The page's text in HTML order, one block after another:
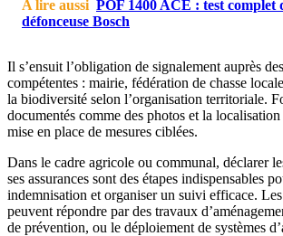
A lire aussi POF 1400 ACE : test complet
défonceuse Bosch
Il s’ensuit l’obligation de signalement auprès
compétentes : mairie, fédération de chasse
la biodiversité selon l’organisation territoriale.
documentés comme des photos et la
mise en place de mesures ciblées.
Dans le cadre agricole ou communal, déclarer
ses assurances sont des étapes indispensables
indemnisation et organiser un suivi efficace.
peuvent répondre par des travaux
de prévention, ou le déploiement de systèmes